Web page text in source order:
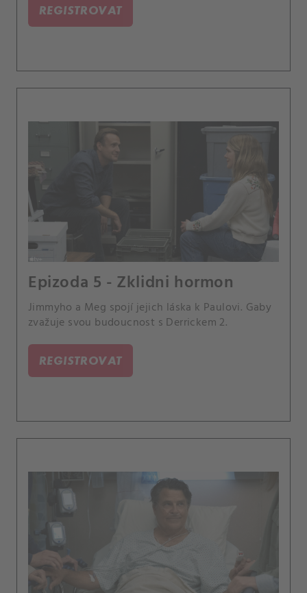
REGISTROVAT
Epizoda 5 - Zklidni hormon
Jimmyho a Meg spojí jejich láska k Paulovi. Gaby
zvažuje svou budoucnost s Derrickem 2.
REGISTROVAT